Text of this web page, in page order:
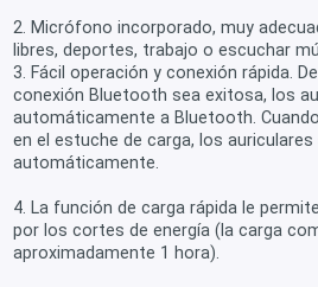
2. Micrófono incorporado, muy
libres, deportes, trabajo o escuchar
3. Fácil operación y conexión rápida.
conexión Bluetooth sea exitosa, los
automáticamente a Bluetooth.
en el estuche de carga, los auriculares
automáticamente.
4. La función de carga rápida le
por los cortes de energía (la carga
aproximadamente 1 hora).